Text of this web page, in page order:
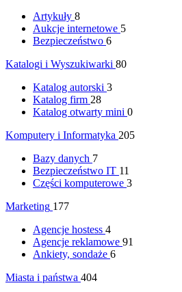
Artykuły 8
Aukcje internetowe 5
Bezpieczeństwo 6
Katalogi i Wyszukiwarki 80
Katalog autorski 3
Katalog firm 28
Katalog otwarty mini 0
Komputery i Informatyka 205
Bazy danych 7
Bezpieczeństwo IT 11
Części komputerowe 3
Marketing 177
Agencje hostess 4
Agencje reklamowe 91
Ankiety, sondaże 6
Miasta i państwa 404